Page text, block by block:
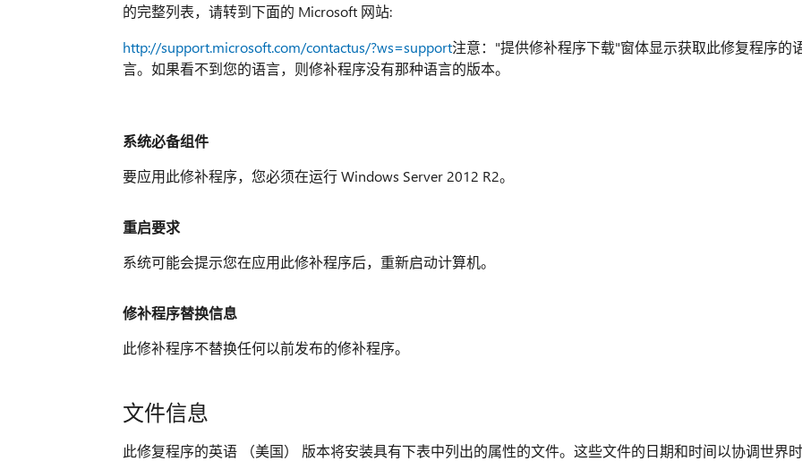
的完整列表，请转到下面的 Microsoft 网站:
http://support.microsoft.com/contactus/?ws=support注意："提供修补程序下载"窗体显示获取此修复程序的
言。如果看不到您的语言，则修补程序没有那种语言的版本。
系统必备组件
要应用此修补程序，您必须在运行 Windows Server 2012 R2。
重启要求
系统可能会提示您在应用此修补程序后，重新启动计算机。
修补程序替换信息
此修补程序不替换任何以前发布的修补程序。
文件信息
此修复程序的英语 （美国） 版本将安装具有下表中列出的属性的文件。这些文件的日期和时间以协调世界时